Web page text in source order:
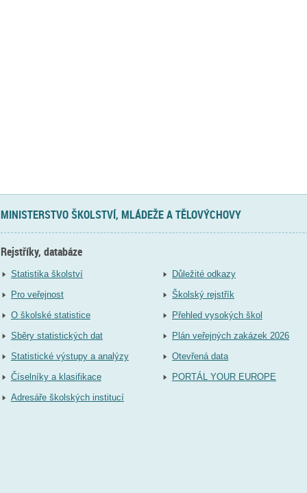
MINISTERSTVO ŠKOLSTVÍ, MLÁDEŽE A TĚLOVÝCHOVY
Rejstříky, databáze
Statistika školství
Pro veřejnost
O školské statistice
Sběry statistických dat
Statistické výstupy a analýzy
Číselníky a klasifikace
Adresáře školských institucí
Důležité odkazy
Školský rejstřík
Přehled vysokých škol
Plán veřejných zakázek 2026
Otevřená data
PORTÁL YOUR EUROPE